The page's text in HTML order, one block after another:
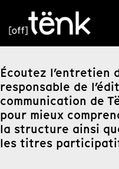
Écoutez l’entretien
responsable de
communication de
pour mieux
la structure ainsi
les titres